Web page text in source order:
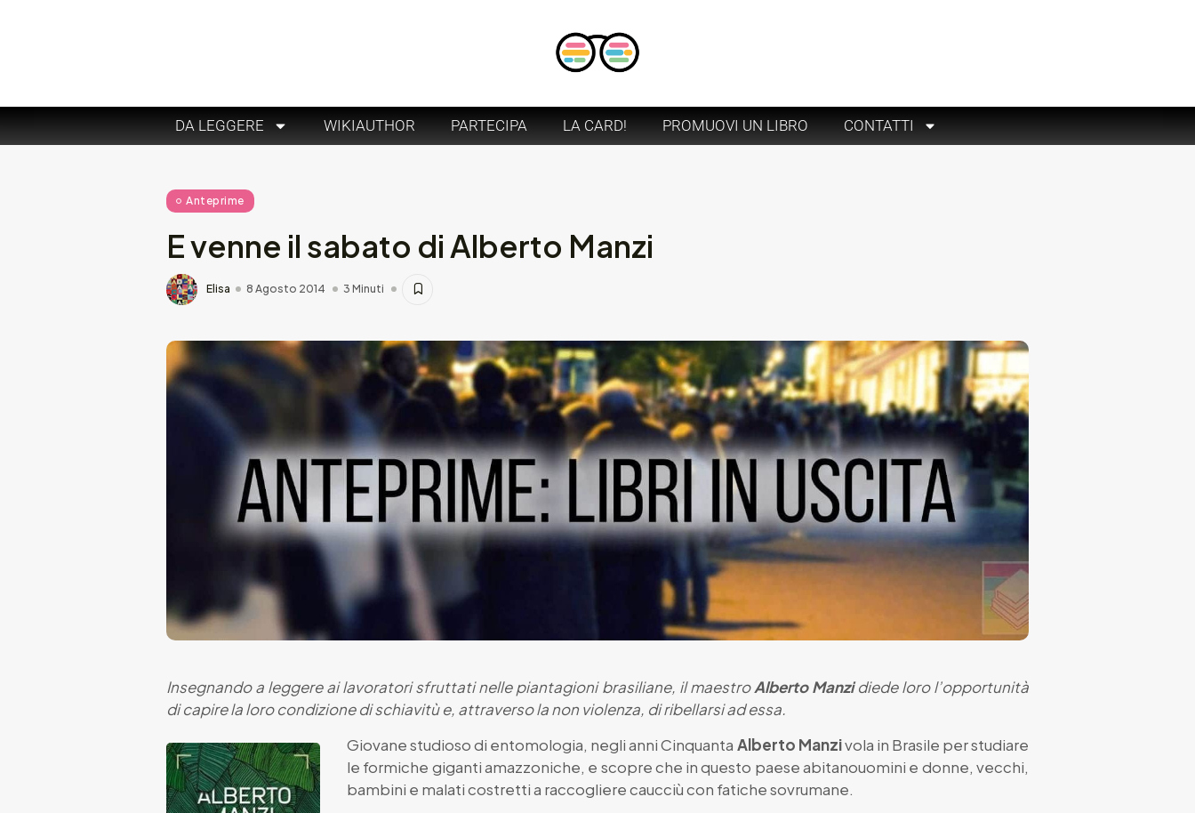
DA LEGGERE WIKIAUTHOR PARTECIPA LA CARD! PROMUOVI UN LIBRO CONTATTI
Anteprime
E venne il sabato di Alberto Manzi
Elisa 8 Agosto 2014 3 Minuti
Insegnando a leggere ai lavoratori sfruttati nelle piantagioni brasiliane, il maestroAlberto Manzidiede loro l’opportunità
di capire la loro condizione di schiavitù e, attraverso la non violenza, di ribellarsi ad essa.
Giovane studioso di entomologia, negli anni Cinquanta Alberto Manzivola in Brasile per studiare
le formiche giganti amazzoniche, e scopre che in questo paese abitanouomini e donne, vecchi,
bambini e malati costretti a raccogliere caucciù con fatiche sovrumane.